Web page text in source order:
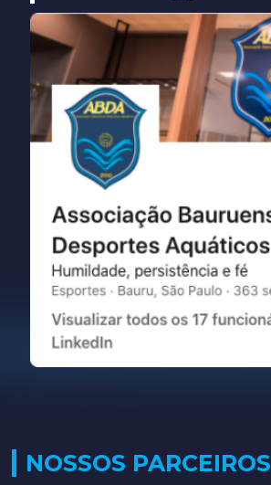
NOSSOS PARCEIROS